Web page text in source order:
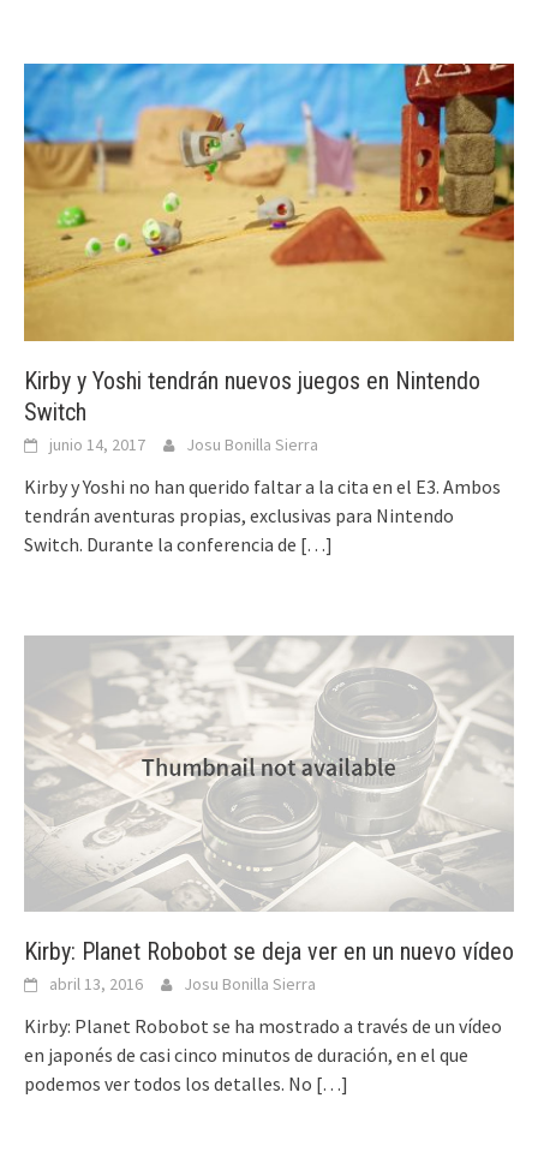
Kirby y Yoshi tendrán nuevos juegos en Nintendo
Switch
junio 14, 2017 Josu Bonilla Sierra
Kirby y Yoshi no han querido faltar a la cita en el E3. Ambos
tendrán aventuras propias, exclusivas para Nintendo
Switch. Durante la conferencia de […]
Kirby: Planet Robobot se deja ver en un nuevo vídeo
abril 13, 2016 Josu Bonilla Sierra
Kirby: Planet Robobot se ha mostrado a través de un vídeo
en japonés de casi cinco minutos de duración, en el que
podemos ver todos los detalles. No […]